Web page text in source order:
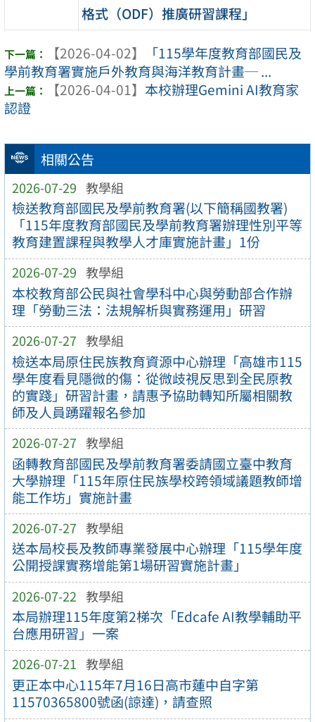
相關公告
2026-07-29 教學組
檢送教育部國民及學前教育署(以下簡稱國教署)
「115年度教育部國民及學前教育署辦理性別平等
教育建置課程與教學人才庫實施計畫」1份
2026-07-29 教學組
本校教育部公民與社會學科中心與勞動部合作辦
理「勞動三法：法規解析與實務運用」研習
2026-07-27 教學組
檢送本局原住民族教育資源中心辦理「高雄市115
學年度看見隱微的傷：從微歧視反思到全民原教
的實踐」研習計畫，請惠予協助轉知所屬相關教
師及人員踴躍報名參加
2026-07-27 教學組
函轉教育部國民及學前教育署委請國立臺中教育
大學辦理「115年原住民族學校跨領域議題教師增
能工作坊」實施計畫
2026-07-27 教學組
送本局校長及教師專業發展中心辦理「115學年度
公開授課實務增能第1場研習實施計畫」
2026-07-22 教學組
本局辦理115年度第2梯次「Edcafe AI教學輔助平
台應用研習」一案
2026-07-21 教學組
更正本中心115年7月16日高市蓮中自字第
11570365800號函(諒達)，請查照
格式（ODF）推廣研習課程」
【2026-04-02】
「115學年度教育部國民及
學前教育署實施戶外教育與海洋教育計畫─ ...
【2026-04-01】 本校辦理Gemini AI教育家
認證